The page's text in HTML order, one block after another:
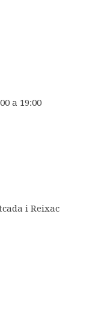
a 19:00
i Reixac